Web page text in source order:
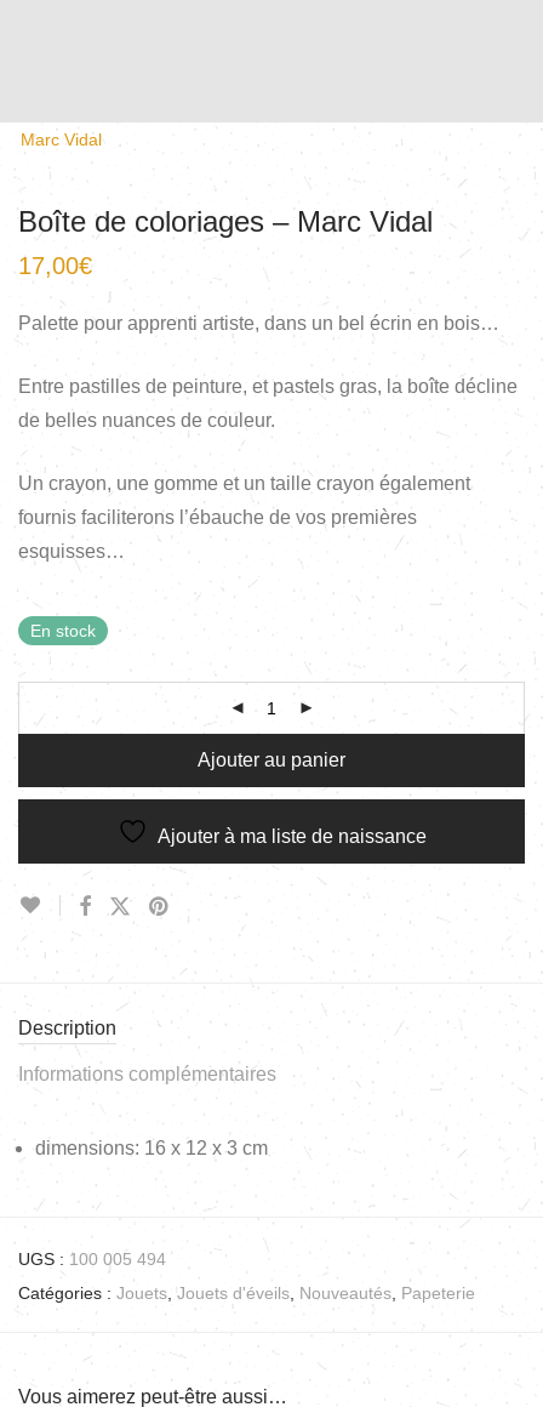
Marc Vidal
Boîte de coloriages – Marc Vidal
17,00€
Palette pour apprenti artiste, dans un bel écrin en bois…
Entre pastilles de peinture, et pastels gras, la boîte décline
de belles nuances de couleur.
Un crayon, une gomme et un taille crayon également
fournis faciliterons l’ébauche de vos premières
esquisses…
En stock
Ajouter au panier
Ajouter à ma liste de naissance
Description
Informations complémentaires
dimensions: 16 x 12 x 3 cm
UGS : 100 005 494
Catégories : Jouets Jouets d'éveils Nouveautés Papeterie
Vous aimerez peut-être aussi…